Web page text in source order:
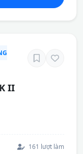
II
161 lượt làm